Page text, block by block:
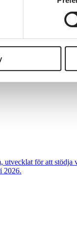
för att
2026.